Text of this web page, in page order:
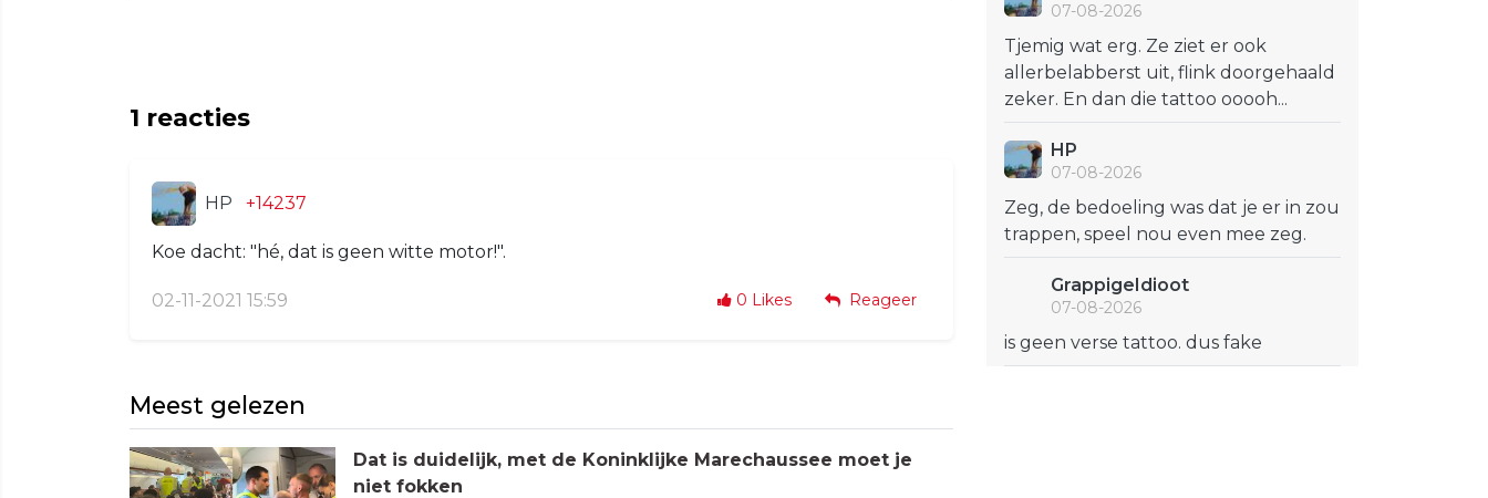
1 reacties
HP +14237
Koe dacht: "hé, dat is geen witte motor!".
02-11-2021 15:59 0 Likes Reageer
Meest gelezen
Dat is duidelijk, met de Koninklijke Marechaussee moet je
niet fokken
07-08-2026
Tjemig wat erg. Ze ziet er ook
allerbelabberst uit, flink doorgehaald
zeker. En dan die tattoo ooooh...
HP
07-08-2026
Zeg, de bedoeling was dat je er in zou
trappen, speel nou even mee zeg.
GrappigeIdioot
07-08-2026
is geen verse tattoo. dus fake